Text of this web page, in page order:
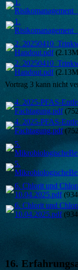
1.
2.
Handout.pdf
2.
Handout.pdf
Vortrag 3 kann nicht
4. 2025-PFAS-
Fachtagung.pdf
4. 2025-PFAS-
Fachtagung.pdf
5.
5.
6. Chlorit und
10.04.2025.pdf
6. Chlorit und
10.04.2025.pdf
16.